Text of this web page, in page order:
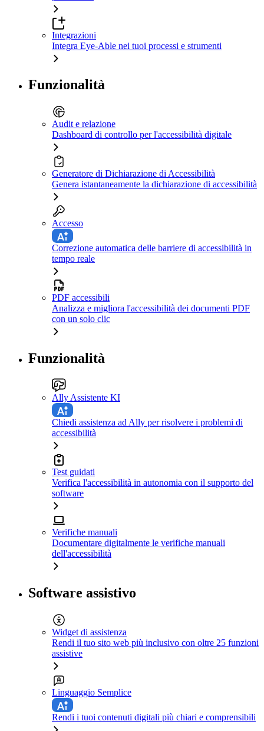
Integrazioni
Integra Eye-Able nei tuoi processi e strumenti
Funzionalità
Audit e relazione
Dashboard di controllo per l'accessibilità digitale
Generatore di Dichiarazione di Accessibilità
Genera istantaneamente la dichiarazione di accessibilità
Accesso
Correzione automatica delle barriere di accessibilità in
tempo reale
PDF accessibili
Analizza e migliora l'accessibilità dei documenti PDF
con un solo clic
Funzionalità
Ally Assistente KI
Chiedi assistenza ad Ally per risolvere i problemi di
accessibilità
Test guidati
Verifica l'accessibilità in autonomia con il supporto del
software
Verifiche manuali
Documentare digitalmente le verifiche manuali
dell'accessibilità
Software assistivo
Widget di assistenza
Rendi il tuo sito web più inclusivo con oltre 25 funzioni
assistive
Linguaggio Semplice
Rendi i tuoi contenuti digitali più chiari e comprensibili